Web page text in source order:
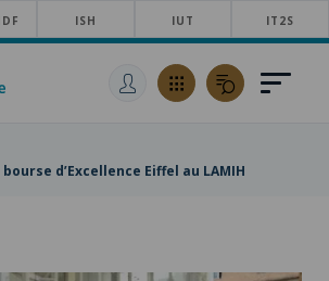
ISH IUT IT2S
d’Excellence Eiffel au LAMIH